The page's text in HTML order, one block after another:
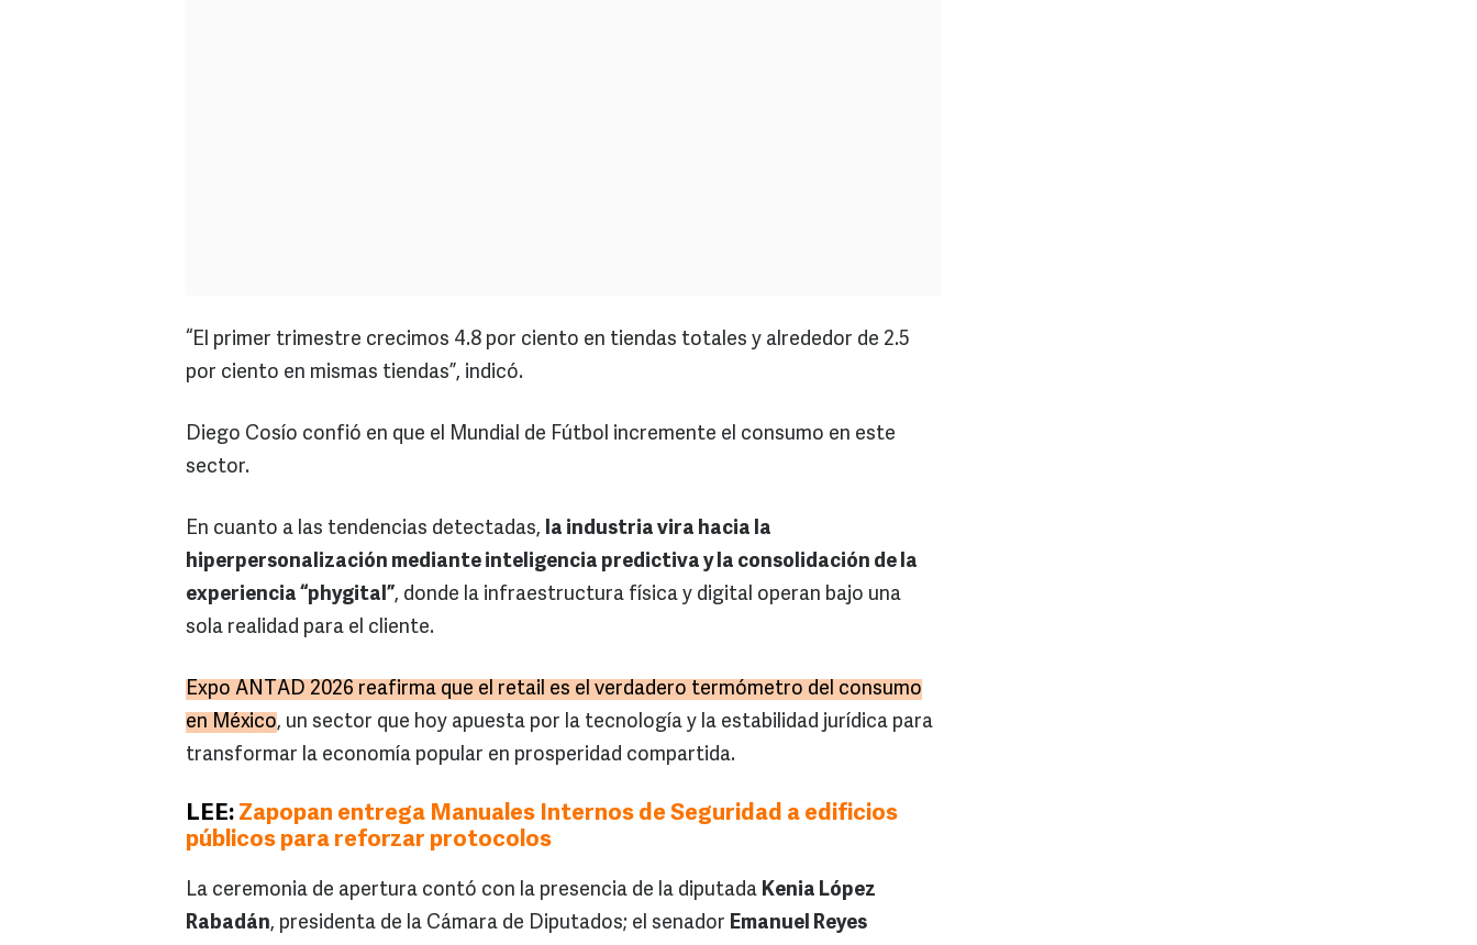
“El primer trimestre crecimos 4.8 por ciento en tiendas totales y alrededor de 2.5
por ciento en mismas tiendas”, indicó.
Diego Cosío confió en que el Mundial de Fútbol incremente el consumo en este
sector.
En cuanto a las tendencias detectadas, la industria vira hacia la
hiperpersonalización mediante inteligencia predictiva y la consolidación de la
experiencia “phygital”, donde la infraestructura física y digital operan bajo una
sola realidad para el cliente.
Expo ANTAD 2026 reafirma que el retail es el verdadero termómetro del consumo
en México, un sector que hoy apuesta por la tecnología y la estabilidad jurídica para
transformar la economía popular en prosperidad compartida.
LEE: Zapopan entrega Manuales Internos de Seguridad a edificios
públicos para reforzar protocolos
La ceremonia de apertura contó con la presencia de la diputada Kenia López
Rabadán, presidenta de la Cámara de Diputados; el senador Emanuel Reyes